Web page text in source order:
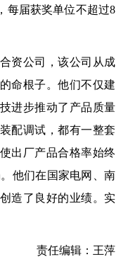
每届获奖单位不超过8
资公司，该公司从成
命根子。他们不仅建
进步推动了产品质量
配调试，都有一整套
出厂产品合格率始终
他们在国家电网、南
造了良好的业绩。实
责任编辑：王萍